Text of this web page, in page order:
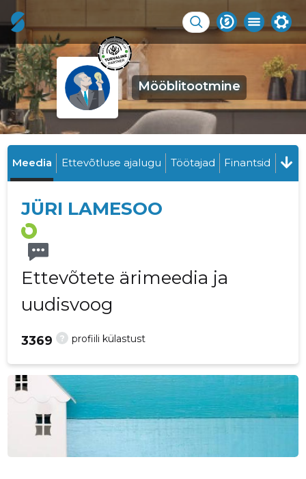
Mööblitootmine
Meedia Ettevõtluse ajalugu Töötajad Finantsid
JÜRI LAMESOO
Ettevõtete ärimeedia ja
uudisvoog
? profiili külastust
3369